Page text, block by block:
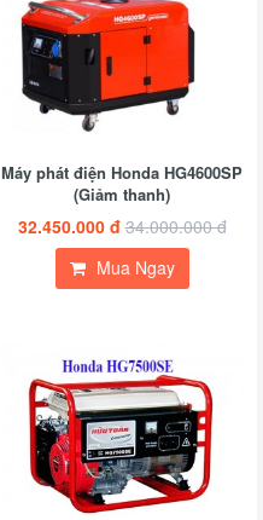
Máy phát điện Honda HG4600SP
(Giảm thanh)
32.450.000 đ 34.000.000 đ
Mua Ngay